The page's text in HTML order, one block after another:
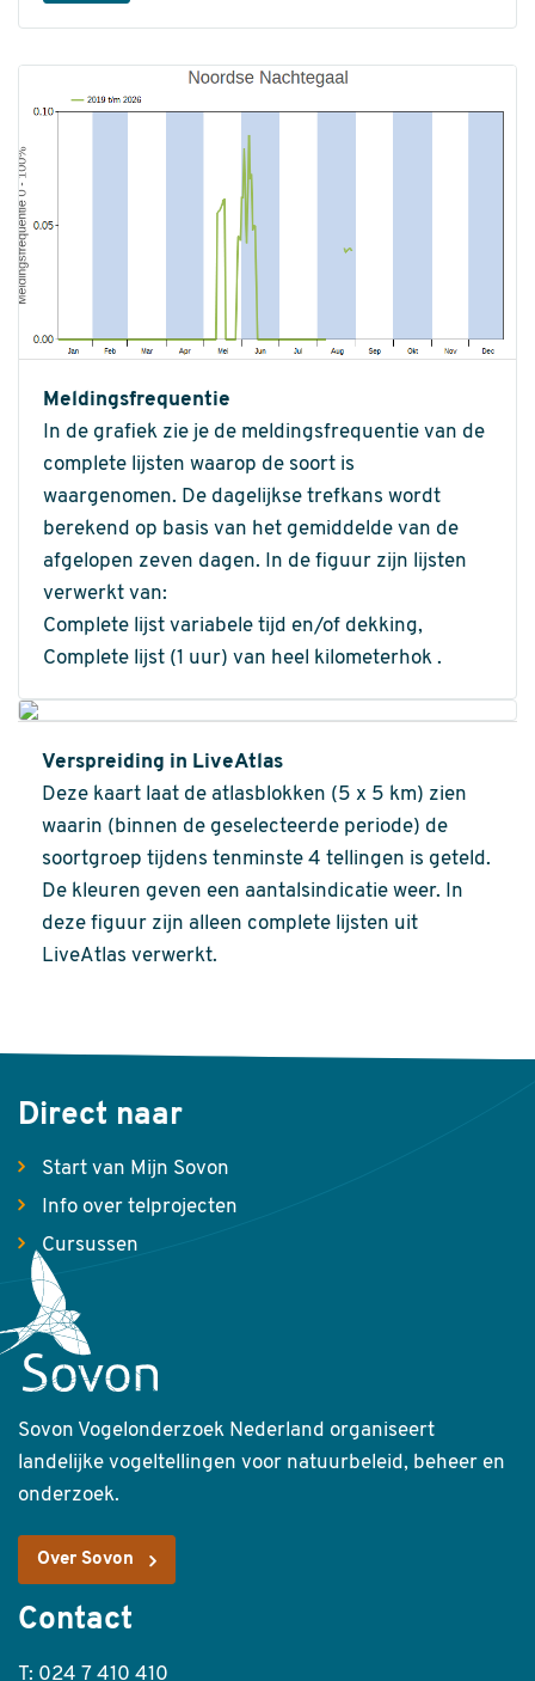
Meldingsfrequentie
In de grafiek zie je de meldingsfrequentie van de
complete lijsten waarop de soort is
waargenomen. De dagelijkse trefkans wordt
berekend op basis van het gemiddelde van de
afgelopen zeven dagen. In de figuur zijn lijsten
verwerkt van:
Complete lijst variabele tijd en/of dekking,
Complete lijst (1 uur) van heel kilometerhok .
Verspreiding in LiveAtlas
Deze kaart laat de atlasblokken (5 x 5 km) zien
waarin (binnen de geselecteerde periode) de
soortgroep tijdens tenminste 4 tellingen is geteld.
De kleuren geven een aantalsindicatie weer. In
deze figuur zijn alleen complete lijsten uit
LiveAtlas verwerkt.
Direct naar
Start van Mijn Sovon
Info over telprojecten
Cursussen
Sovon Vogelonderzoek Nederland organiseert
landelijke vogeltellingen voor natuurbeleid, beheer en
onderzoek.
Over Sovon
Contact
T: 024 7 410 410